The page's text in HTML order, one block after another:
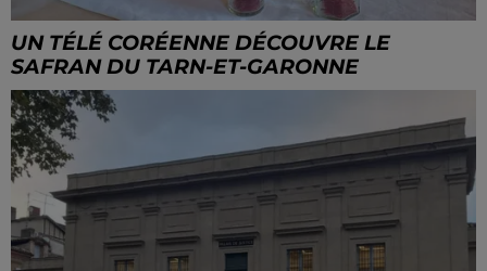
UN TÉLÉ CORÉENNE DÉCOUVRE LE
SAFRAN DU TARN-ET-GARONNE